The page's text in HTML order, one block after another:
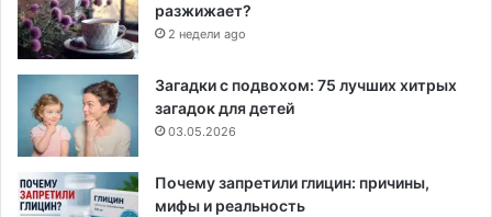
разжижает?
2 недели ago
Загадки с подвохом: 75 лучших хитрых
загадок для детей
03.05.2026
Почему запретили глицин: причины,
мифы и реальность